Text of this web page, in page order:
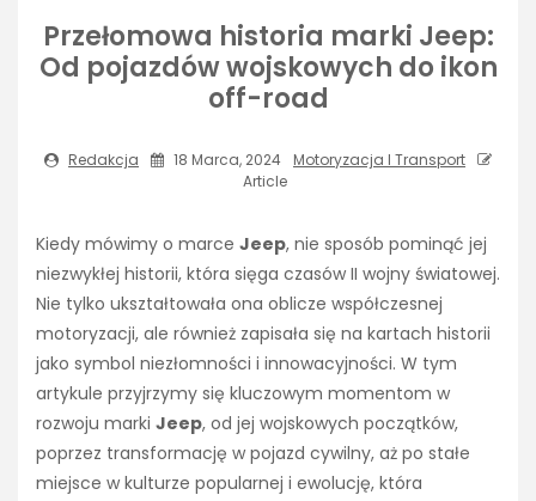
Przełomowa historia marki Jeep:
Od pojazdów wojskowych do ikon
off-road
Redakcja 18 Marca, 2024
Motoryzacja I Transport
Article
Kiedy mówimy o marce Jeep, nie sposób pominąć jej
niezwykłej historii, która sięga czasów II wojny światowej.
Nie tylko ukształtowała ona oblicze współczesnej
motoryzacji, ale również zapisała się na kartach historii
jako symbol niezłomności i innowacyjności. W tym
artykule przyjrzymy się kluczowym momentom w
rozwoju marki Jeep, od jej wojskowych początków,
poprzez transformację w pojazd cywilny, aż po stałe
miejsce w kulturze popularnej i ewolucję, która